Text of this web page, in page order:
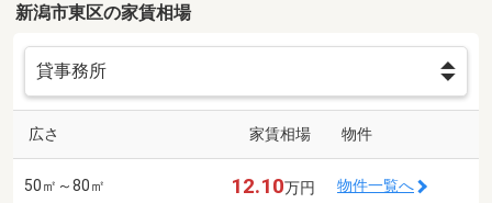
新潟市東区の家賃相場
広さ 家賃相場 物件
50㎡～80㎡ 12.10万円 物件一覧へ